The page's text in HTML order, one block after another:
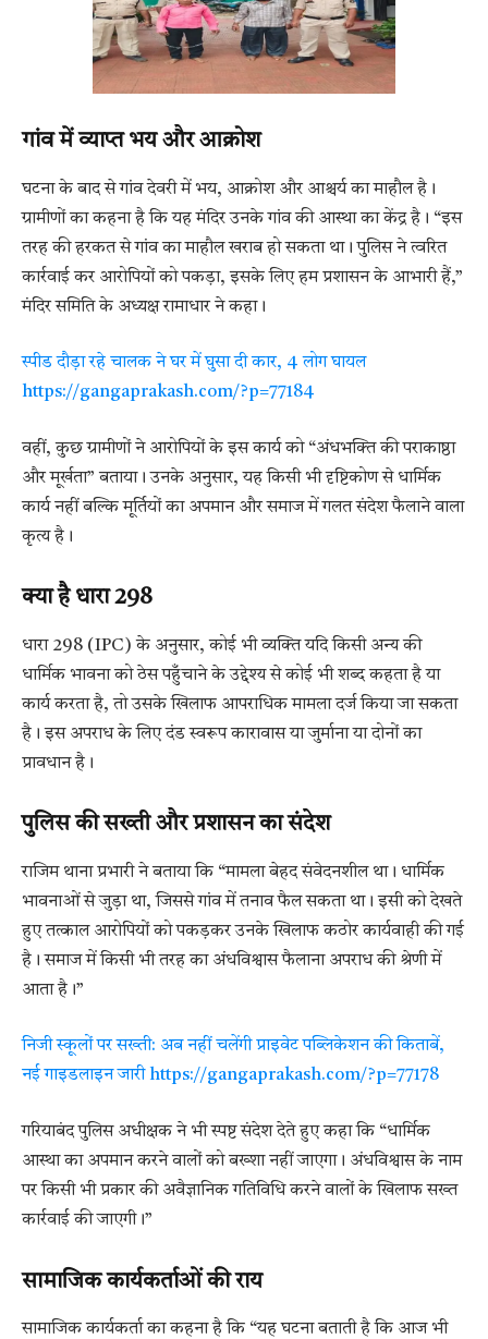
गांव में व्याप्त भय और आक्रोश
घटना के बाद से गांव देवरी में भय, आक्रोश और आश्चर्य का माहौल है।
ग्रामीणों का कहना है कि यह मंदिर उनके गांव की आस्था का केंद्र है। “इस
तरह की हरकत से गांव का माहौल खराब हो सकता था। पुलिस ने त्वरित
कार्रवाई कर आरोपियों को पकड़ा, इसके लिए हम प्रशासन के आभारी हैं,”
मंदिर समिति के अध्यक्ष रामाधार ने कहा।
स्पीड दौड़ा रहे चालक ने घर में घुसा दी कार, 4 लोग घायल
https://gangaprakash.com/?p=77184
वहीं, कुछ ग्रामीणों ने आरोपियों के इस कार्य को “अंधभक्ति की पराकाष्ठा
और मूर्खता” बताया। उनके अनुसार, यह किसी भी दृष्टिकोण से धार्मिक
कार्य नहीं बल्कि मूर्तियों का अपमान और समाज में गलत संदेश फैलाने वाला
कृत्य है।
क्या है धारा 298
धारा 298 (IPC) के अनुसार, कोई भी व्यक्ति यदि किसी अन्य की
धार्मिक भावना को ठेस पहुँचाने के उद्देश्य से कोई भी शब्द कहता है या
कार्य करता है, तो उसके खिलाफ आपराधिक मामला दर्ज किया जा सकता
है। इस अपराध के लिए दंड स्वरूप कारावास या जुर्माना या दोनों का
प्रावधान है।
पुलिस की सख्ती और प्रशासन का संदेश
राजिम थाना प्रभारी ने बताया कि “मामला बेहद संवेदनशील था। धार्मिक
भावनाओं से जुड़ा था, जिससे गांव में तनाव फैल सकता था। इसी को देखते
हुए तत्काल आरोपियों को पकड़कर उनके खिलाफ कठोर कार्यवाही की गई
है। समाज में किसी भी तरह का अंधविश्वास फैलाना अपराध की श्रेणी में
आता है।”
निजी स्कूलों पर सख्ती: अब नहीं चलेंगी प्राइवेट पब्लिकेशन की किताबें,
नई गाइडलाइन जारी https://gangaprakash.com/?p=77178
गरियाबंद पुलिस अधीक्षक ने भी स्पष्ट संदेश देते हुए कहा कि “धार्मिक
आस्था का अपमान करने वालों को बख्शा नहीं जाएगा। अंधविश्वास के नाम
पर किसी भी प्रकार की अवैज्ञानिक गतिविधि करने वालों के खिलाफ सख्त
कार्रवाई की जाएगी।”
सामाजिक कार्यकर्ताओं की राय
सामाजिक कार्यकर्ता का कहना है कि “यह घटना बताती है कि आज भी